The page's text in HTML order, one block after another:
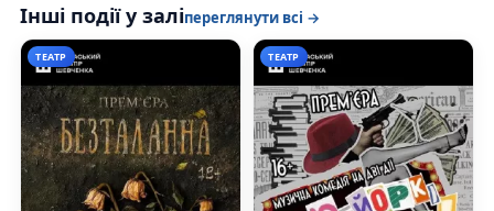
Інші події у заліпереглянути всі →
ТЕАТР ТЕАТР